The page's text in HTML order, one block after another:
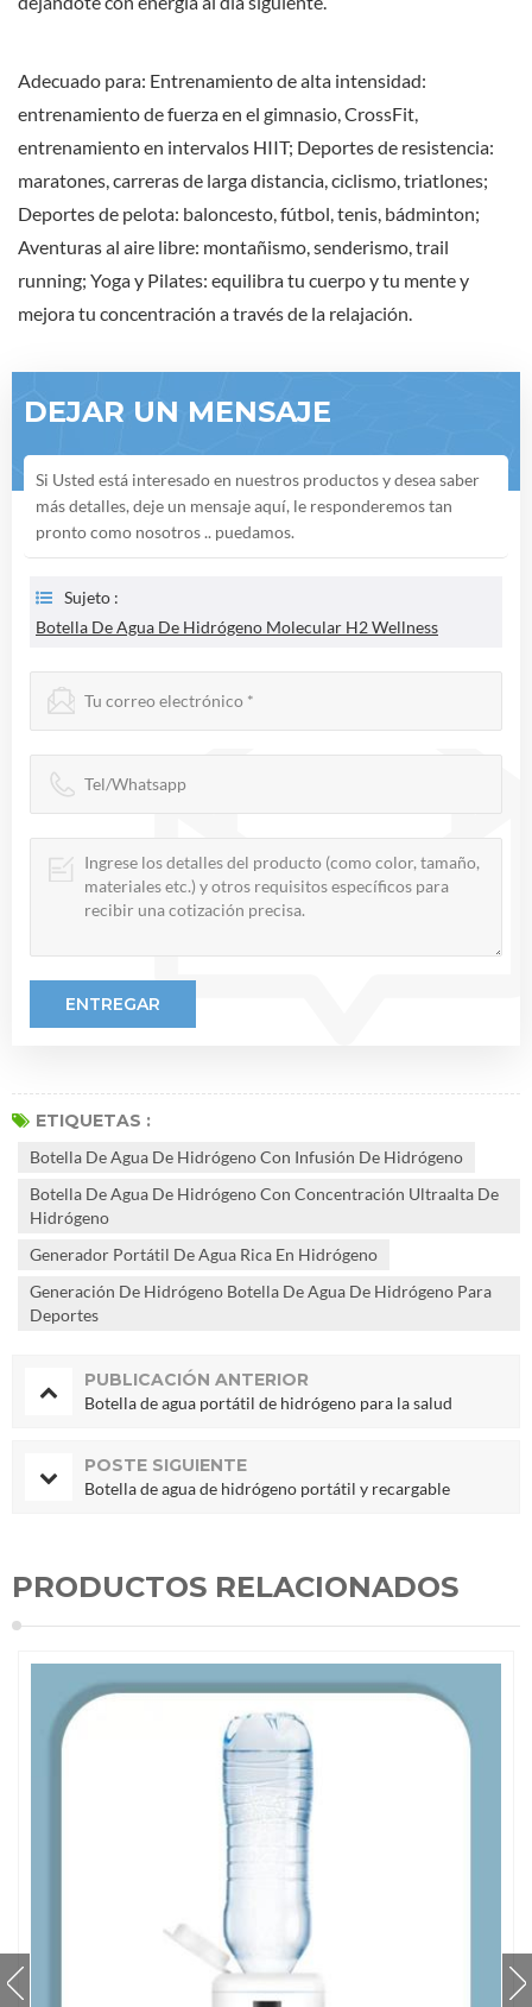
Adecuado para: Entrenamiento de alta intensidad:
entrenamiento de fuerza en el gimnasio, CrossFit,
entrenamiento en intervalos HIIT; Deportes de resistencia:
maratones, carreras de larga distancia, ciclismo, triatlones;
Deportes de pelota: baloncesto, fútbol, tenis, bádminton;
Aventuras al aire libre: montañismo, senderismo, trail
running; Yoga y Pilates: equilibra tu cuerpo y tu mente y
mejora tu concentración a través de la relajación.
DEJAR UN MENSAJE
Si Usted está interesado en nuestros productos y desea saber
más detalles, deje un mensaje aquí, le responderemos tan
pronto como nosotros .. puedamos.
Sujeto :
Botella De Agua De Hidrógeno Molecular H2 Wellness
ETIQUETAS :
Botella De Agua De Hidrógeno Con Infusión De Hidrógeno
Botella De Agua De Hidrógeno Con Concentración Ultraalta De
Hidrógeno
Generador Portátil De Agua Rica En Hidrógeno
Generación De Hidrógeno Botella De Agua De Hidrógeno Para
Deportes
PUBLICACIÓN ANTERIOR
Botella de agua portátil de hidrógeno para la salud
POSTE SIGUIENTE
Botella de agua de hidrógeno portátil y recargable
PRODUCTOS RELACIONADOS